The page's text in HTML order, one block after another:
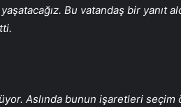
Bu vatandaş bir yanıt
Aslında bunun işaretleri seçim